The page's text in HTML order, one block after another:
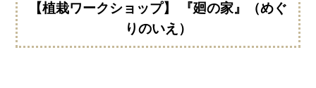
【植栽ワークショップ】 『廻の家』（めぐ
りのいえ）